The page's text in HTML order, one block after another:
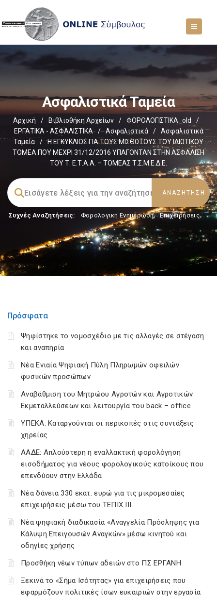
Ασφαλιστικά Ταμεία
Αρχική / Βιβλιοθήκη Αρχείων / ΦΟΡΟΛΟΓΙΣΤΙΚΑ_old
/
ΕΡΓΑΤΙΚΑ - ΑΣΦΑΛΙΣΤΙΚΑ
/ Ασφαλιστικά /
Ασφαλιστικά
Ταμεία
/
Η ΕΓΚΥΚΛΙΟΣ ΓΙΑ ΤΟΥΣ ΜΙΣΘΩΤΟΥΣ ΤΟΥ ΙΔΙΩΤΙΚΟΥ
ΤΟΜΕΑ ΠΟΥ ΜΕΧΡΙ 31/12/2016 ΥΠΑΓΟΝΤΑΝ ΣΤΗΝ ΑΣΦΑΛΙΣΗ
ΤΟΥ Τ. Ε.Τ.Α.Α. – ΤΟΜΕΑΣ Τ.Σ.Μ.Ε.Δ.Ε.
Συχνές Αναζητήσεις: Φορολογικη Ενημέρωση, Επιχειρήσεις
Πρόσφατα
Ψηφίστηκε το νομοσχέδιο με τις αλλαγές σε στέγαση
και αναπηρία
Νέα Ενιαία Ψηφιακή Πύλη Πληρωμών οφειλών
φυσικών προσώπων
Αναβάθμιση του Μητρώου Αγροτών και Αγροτικών
Εκμεταλλεύσεων και λειτουργία του back – office
ΥΠΕΚΑ: Καταργούνται οι περικοπές στις συντάξεις
χηρείας
ΑΑΔΕ: Απλούστερη η εναλλακτική φορολόγηση
εισοδήματος για νέους φορολογικούς κατοίκους που
επενδύουν στην Ελλάδα
Νέα δάνεια 330 εκατ. ευρώ για τις μικρομεσαίες
επιχειρήσεις μέσω του ΤΕΠΙΧ ΙΙΙ
Νέα ψηφιακή διαδικασία «Αναγγελία Πρόσληψης για
Κάλυψη Επειγουσών Αναγκών» μέσω κινητού και
οδηγίες χρήσης
Προσθήκη νέων τύπων αδειών στο ΠΣ ΕΡΓΑΝΗ
Ξεκινά το «Σήμα Ισότητας» για επιχειρήσεις που
εφαρμόζουν πολιτικές ίσων ευκαιριών στην εργασία